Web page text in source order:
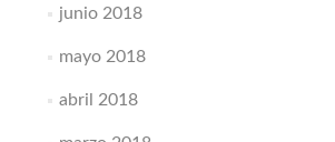
junio 2018
mayo 2018
abril 2018